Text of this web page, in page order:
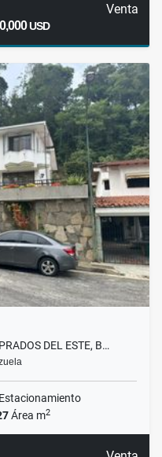
Venta
USD
DEL ESTE, B…
Estacionamiento
Área m2